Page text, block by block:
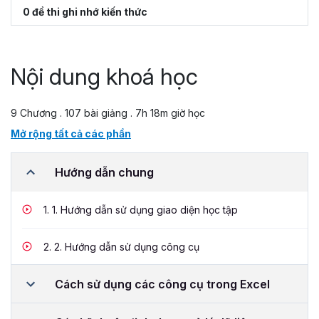
0 đề thi ghi nhớ kiến thức
Nội dung khoá học
9 Chương . 107 bài giảng . 7h 18m giờ học
Mở rộng tất cả các phần
Hướng dẫn chung
1. 1. Hướng dẫn sử dụng giao diện học tập
2. 2. Hướng dẫn sử dụng công cụ
Cách sử dụng các công cụ trong Excel